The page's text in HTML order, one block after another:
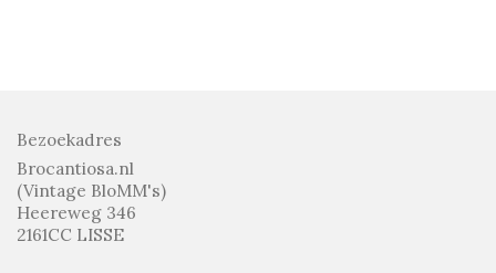
Bezoekadres
Brocantiosa.nl
(Vintage BloMM's)
Heereweg 346
2161CC LISSE